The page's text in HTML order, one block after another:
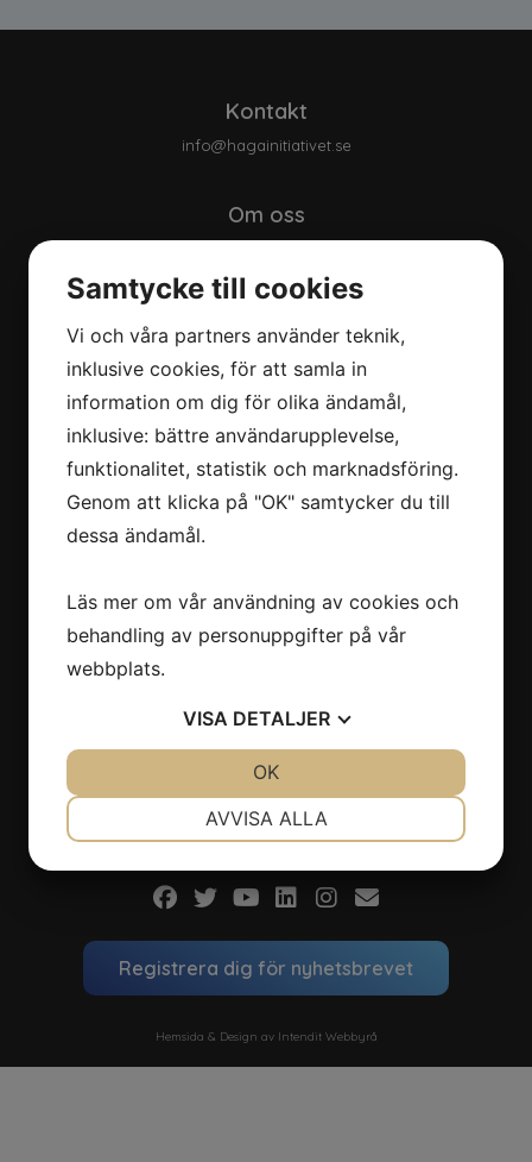
Kontakt
info@hagainitiativet.se
Om oss
Bakgrund
Vår strategi
Våra mål
Åtagande
Våra samarbeten
Integritetspolicy
Nerladdningar
Logga
Nyheter
Nyhetsbrev
Intervjuer
Podcast
Registrera dig för nyhetsbrevet
Hemsida & Design av Intendit Webbyrå
Samtycke till cookies
Vi och våra partners använder teknik,
inklusive cookies, för att samla in
information om dig för olika ändamål,
inklusive: bättre användarupplevelse,
funktionalitet, statistik och marknadsföring.
Genom att klicka på "OK" samtycker du till
dessa ändamål.
Läs mer om vår användning av cookies och
behandling av personuppgifter på vår
webbplats.
VISA DETALJER
MARKNADSFÖRING STATISTIK
AVVISA ALLA
OK